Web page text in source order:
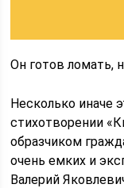
Он готов ломать,
Несколько иначе
стихотворении
образчиком
очень емких и
Валерий